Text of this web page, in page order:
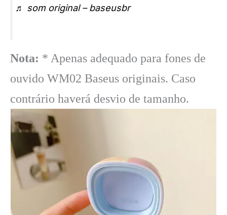
♬ som original – baseusbr
Nota: * Apenas adequado para fones de
ouvido WM02 Baseus originais. Caso
contrário haverá desvio de tamanho.